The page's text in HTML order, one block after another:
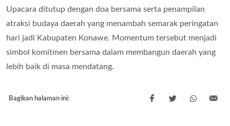
Upacara ditutup dengan doa bersama serta penampilan
atraksi budaya daerah yang menambah semarak peringatan
hari jadi Kabupaten Konawe. Momentum tersebut menjadi
simbol komitmen bersama dalam membangun daerah yang
lebih baik di masa mendatang.
Bagikan halaman ini: